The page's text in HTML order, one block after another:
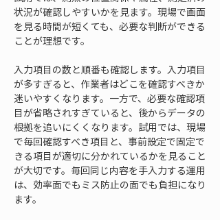
状況が確認しやすいかを見ます。現場で画面
を見る時間が短くても、必要な判断ができる
ことが理想です。
入力項目の数と順番も確認します。入力項目
が多すぎると、作業者はどこを確認すべきか
迷いやすくなります。一方で、必要な確認項
目が省略されすぎていると、後からデータの
根拠を追いにくくなります。試用では、現場
で毎回確認すべき項目と、事前設定で固定で
きる項目が適切に分かれているかを見ること
が大切です。毎回同じ内容を手入力する運用
は、効率面でもミス防止の面でも負担になり
ます。